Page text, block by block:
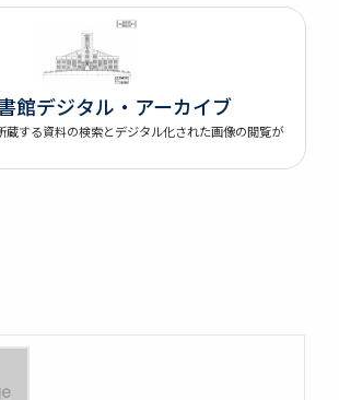
館デジタル・アーカイブ
蔵する資料の検索とデジタル化された画像の閲覧が